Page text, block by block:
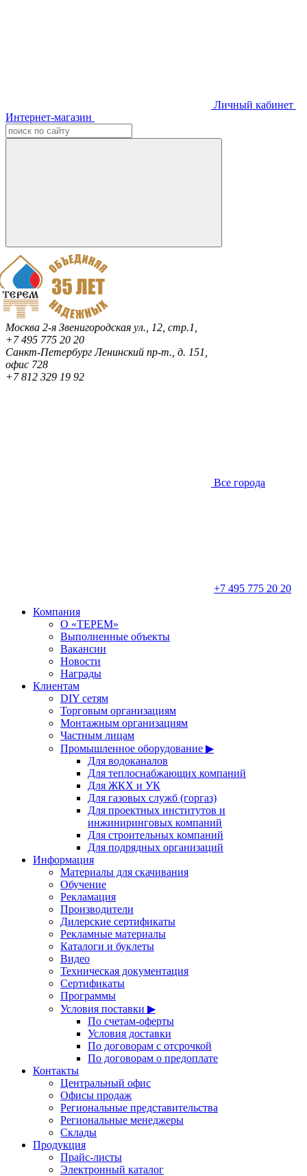
Личный кабинет
Интернет-магазин
Москва 2-я Звенигородская ул., 12, стр.1,
+7 495 775 20 20
Санкт-ПетербургЛенинский пр-т., д. 151,
офис 728
+7 812 329 19 92
Все города
+7 495 775 20 20
Компания
О «ТЕРЕМ»
Выполненные объекты
Вакансии
Новости
Награды
Клиентам
DIY сетям
Торговым организациям
Монтажным организациям
Частным лицам
Промышленное оборудование ▶
Для водоканалов
Для теплоснабжающих компаний
Для ЖКХ и УК
Для газовых служб (горгаз)
Для проектных институтов и
инжиниринговых компаний
Для строительных компаний
Для подрядных организаций
Информация
Материалы для скачивания
Обучение
Рекламация
Производители
Дилерские сертификаты
Рекламные материалы
Каталоги и буклеты
Видео
Техническая документация
Сертификаты
Программы
Условия поставки ▶
По счетам-оферты
Условия доставки
По договорам с отсрочкой
По договорам о предоплате
Контакты
Центральный офис
Офисы продаж
Региональные представительства
Региональные менеджеры
Склады
Продукция
Прайс-листы
Электронный каталог